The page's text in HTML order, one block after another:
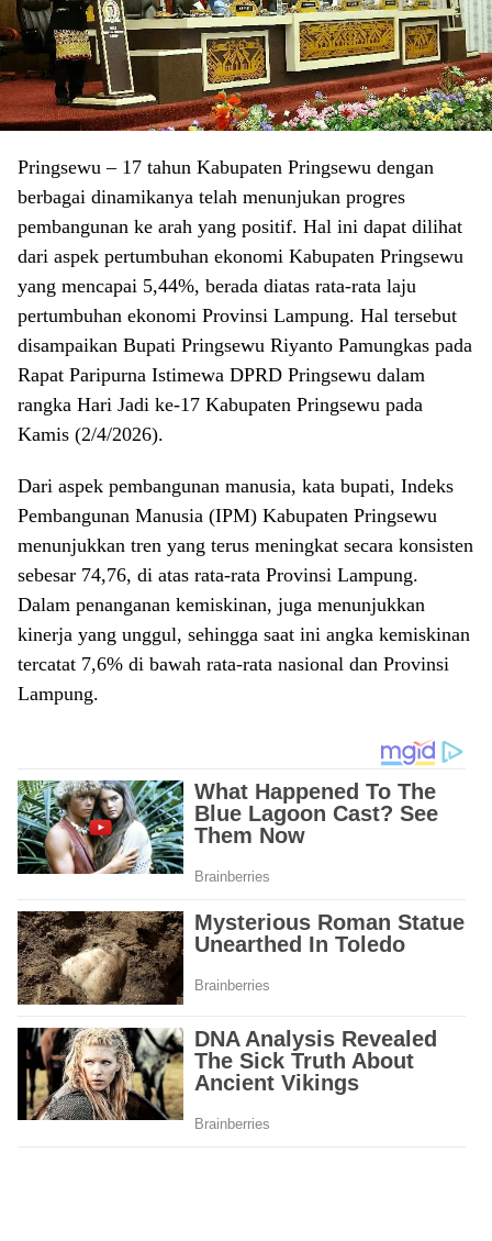
Pringsewu – 17 tahun Kabupaten Pringsewu dengan
berbagai dinamikanya telah menunjukan progres
pembangunan ke arah yang positif. Hal ini dapat dilihat
dari aspek pertumbuhan ekonomi Kabupaten Pringsewu
yang mencapai 5,44%, berada diatas rata-rata laju
pertumbuhan ekonomi Provinsi Lampung. Hal tersebut
disampaikan Bupati Pringsewu Riyanto Pamungkas pada
Rapat Paripurna Istimewa DPRD Pringsewu dalam
rangka Hari Jadi ke-17 Kabupaten Pringsewu pada
Kamis (2/4/2026).
Dari aspek pembangunan manusia, kata bupati, Indeks
Pembangunan Manusia (IPM) Kabupaten Pringsewu
menunjukkan tren yang terus meningkat secara konsisten
sebesar 74,76, di atas rata-rata Provinsi Lampung.
Dalam penanganan kemiskinan, juga menunjukkan
kinerja yang unggul, sehingga saat ini angka kemiskinan
tercatat 7,6% di bawah rata-rata nasional dan Provinsi
Lampung.